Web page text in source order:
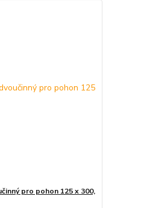
pro pohon 125 x 300,